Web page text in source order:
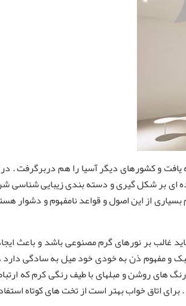
و کشورهای دیگر آسیا را هم دربرگرفت .
ای بر شکل گیری و دسته بندی زیبایی شناسی
از این اصول و قواعد نامفهوم و دشوار
غالب بر نورهای گرم مصنوعی باشد و باعث
و مفهوم ذن به خودی خود میل به سادگی دارد ،
های روشن و مبلهای با طیف رنگی کرم که
اتاق خواب بهتر است از تخت های کوتاه